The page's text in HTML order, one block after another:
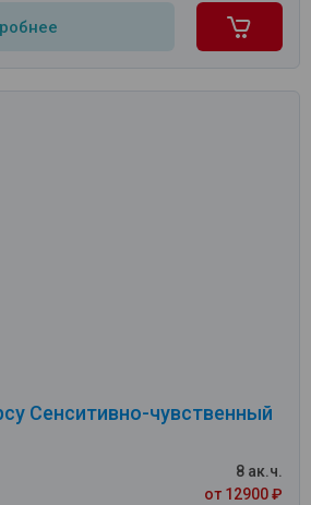
Сенситивно-чувственный
8 ак.ч.
от 12900 ₽